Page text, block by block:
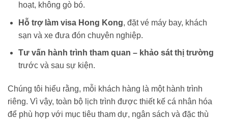
hoạt, không gò bó.
Hỗ trợ làm visa Hong Kong, đặt vé máy bay, khách
sạn và xe đưa đón chuyên nghiệp.
Tư vấn hành trình tham quan – khảo sát thị trường
trước và sau sự kiện.
Chúng tôi hiểu rằng, mỗi khách hàng là một hành trình
riêng. Vì vậy, toàn bộ lịch trình được thiết kế cá nhân hóa
để phù hợp với mục tiêu tham dự, ngân sách và đặc thù